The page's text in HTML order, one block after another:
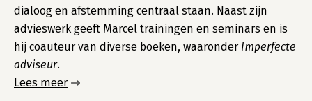
dialoog en afstemming centraal staan. Naast zijn
advieswerk geeft Marcel trainingen en seminars en is
hij coauteur van diverse boeken, waaronder Imperfecte
adviseur.
Lees meer